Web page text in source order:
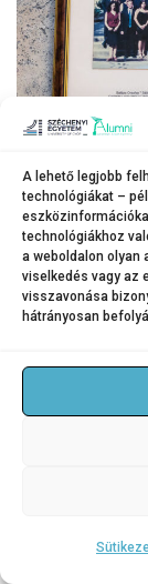
A lehető legjobb
technológiákat –
technológiákhoz
a weboldalon olyan
viselkedés vagy az
visszavonása
hátrányosan
KATEGÓRIA:DFK
Copyright ©